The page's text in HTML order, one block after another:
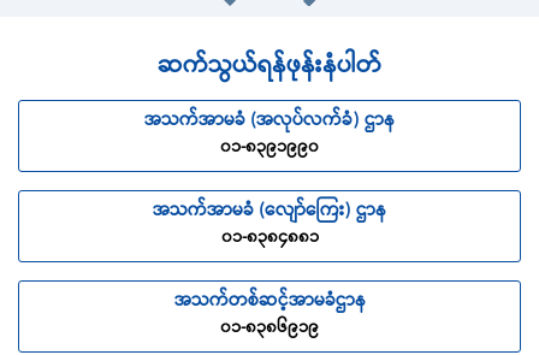
ဆက်သွယ်ရန်ဖုန်းနံပါတ်
အသက်အာမခံ (အလုပ်လက်ခံ) ဌာန
၀၁-၈၃၉၁၉၉၀
အသက်အာမခံ (လျော်ကြေး) ဌာန
၀၁-၈၃၈၄၈၈၁
အသက်တစ်ဆင့်အာမခံဌာန
၀၁-၈၃၈၆၉၁၉